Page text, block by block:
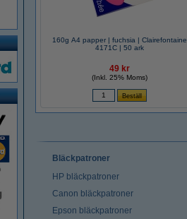
160g A4 papper | fuchsia | Clairefontaine
4171C | 50 ark
49 kr
(Inkl. 25% Moms)
Bläckpatroner
HP bläckpatroner
Canon bläckpatroner
Epson bläckpatroner